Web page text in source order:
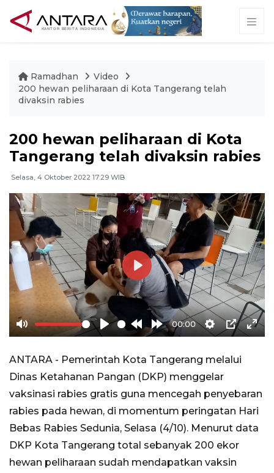
Ramadhan
Video
200 hewan peliharaan di Kota Tangerang telah
divaksin rabies
200 hewan peliharaan di Kota
Tangerang telah divaksin rabies
Selasa, 4 Oktober 2022 17:29 WIB
Mute Play
Rewind
10s
Forward
00:00
Settings
PIP
Play
ANTARA - Pemerintah Kota Tangerang melalui
Dinas Ketahanan Pangan (DKP) menggelar
vaksinasi rabies gratis guna mencegah penyebaran
rabies pada hewan, di momentum peringatan Hari
Bebas Rabies Sedunia, Selasa (4/10). Menurut data
DKP Kota Tangerang total sebanyak 200 ekor
hewan peliharaan sudah mendapatkan vaksin